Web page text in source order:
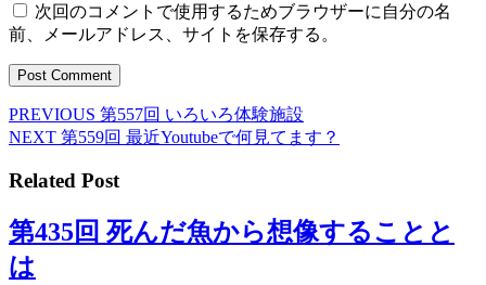
次回のコメントで使用するためブラウザーに自分の名
前、メールアドレス、サイトを保存する。
投
稿
ナ
ビ
ゲ
PREVIOUS Previous
post:
第557回 いろいろ体験施設
NEXT Next
第559回 最近Youtubeで何見てます？
Related Post
第435回 死んだ魚から想像することと
は